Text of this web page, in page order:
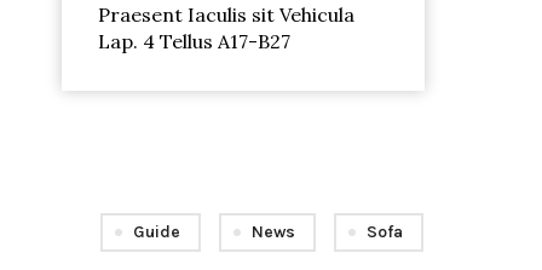
Praesent Iaculis sit Vehicula
Lap. 4 Tellus A17-B27
Guide News Sofa